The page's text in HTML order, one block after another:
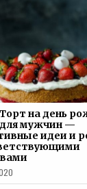
Торт на день
для мужчин —
идеи и